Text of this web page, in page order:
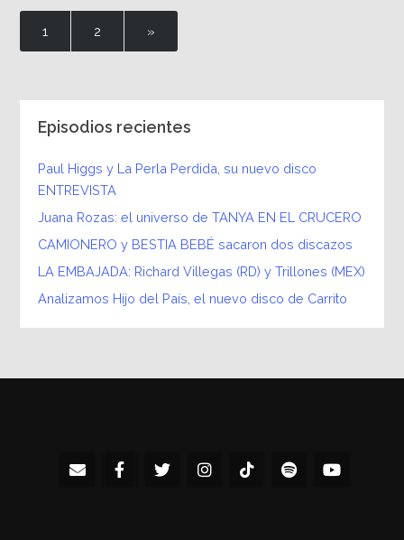
1 2 »
Episodios recientes
Paul Higgs y La Perla Perdida, su nuevo disco
ENTREVISTA
Juana Rozas: el universo de TANYA EN EL CRUCERO
CAMIONERO y BESTIA BEBÉ sacaron dos discazos
LA EMBAJADA: Richard Villegas (RD) y Trillones (MEX)
Analizamos Hijo del País, el nuevo disco de Carrito